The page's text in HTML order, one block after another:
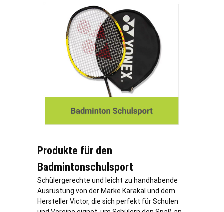
Produkte für den
Badmintonschulsport
Schülergerechte und leicht zu handhabende
Ausrüstung von der Marke Karakal und dem
Hersteller Victor, die sich perfekt für Schulen